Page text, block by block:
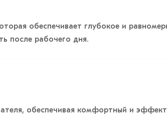
обеспечивает глубокое и
после рабочего дня.
обеспечивая комфортный и